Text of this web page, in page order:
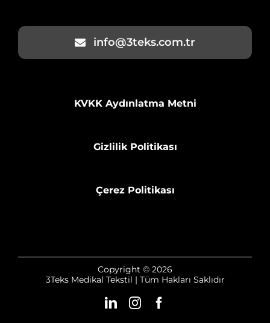
info@3teks.com.tr
KVKK Aydınlatma Metni
Gizlilik Politikası
Çerez Politikası
Copyright © 2026
3Teks Medikal Tekstil | Tüm Hakları Saklıdır